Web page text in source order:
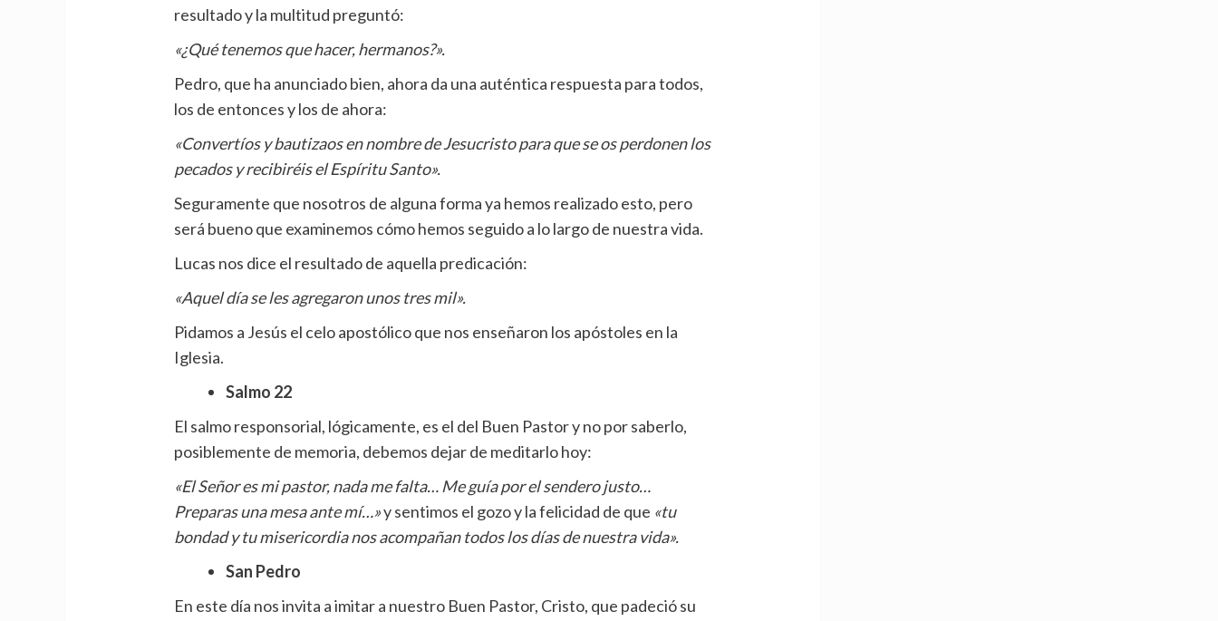
resultado y la multitud preguntó:
«¿Qué tenemos que hacer, hermanos?».
Pedro, que ha anunciado bien, ahora da una auténtica respuesta para todos,
los de entonces y los de ahora:
«Convertíos y bautizaos en nombre de Jesucristo para que se os perdonen los
pecados y recibiréis el Espíritu Santo».
Seguramente que nosotros de alguna forma ya hemos realizado esto, pero
será bueno que examinemos cómo hemos seguido a lo largo de nuestra vida.
Lucas nos dice el resultado de aquella predicación:
«Aquel día se les agregaron unos tres mil».
Pidamos a Jesús el celo apostólico que nos enseñaron los apóstoles en la
Iglesia.
Salmo 22
El salmo responsorial, lógicamente, es el del Buen Pastor y no por saberlo,
posiblemente de memoria, debemos dejar de meditarlo hoy:
«El Señor es mi pastor, nada me falta… Me guía por el sendero justo…
Preparas una mesa ante mí…»y sentimos el gozo y la felicidad de que «tu
bondad y tu misericordia nos acompañan todos los días de nuestra vida».
San Pedro
En este día nos invita a imitar a nuestro Buen Pastor, Cristo, que padeció su